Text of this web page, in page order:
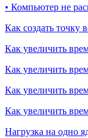
• Компьютер не
Как создать точку
Как увеличить
Как увеличить
Как увеличить
Как увеличить
Нагрузка на одно